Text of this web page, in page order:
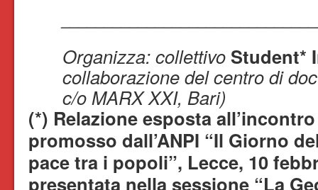
Organizza: collettivoStudent*
collaborazione del centro di
c/o MARX XXI, Bari)
(*) Relazione esposta
promosso dall’ANPI “Il Giorno
pace tra i popoli”, Lecce, 10
presentata nella sessione “La